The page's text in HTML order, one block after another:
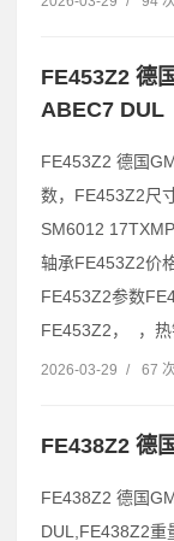
FE453Z2 德
ABEC7 DUL
FE453Z2 德国
数，FE453Z2尺
SM6012
轴承FE453Z2价
FE453Z2参数
FE453Z2， ，热
2026-03-29 / 67
FE438Z2 德
FE438Z2 德国
DUL,FE438Z2重